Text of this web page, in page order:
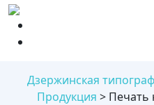
Дзержинская
Продукция > Печать